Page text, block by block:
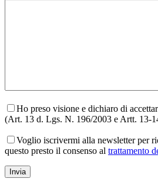
Ho preso visione e dichiaro di
(Art. 13 d. Lgs. N. 196/2003 e Artt. 13-
Voglio iscrivermi alla newsletter per
questo presto il consenso al trattamento